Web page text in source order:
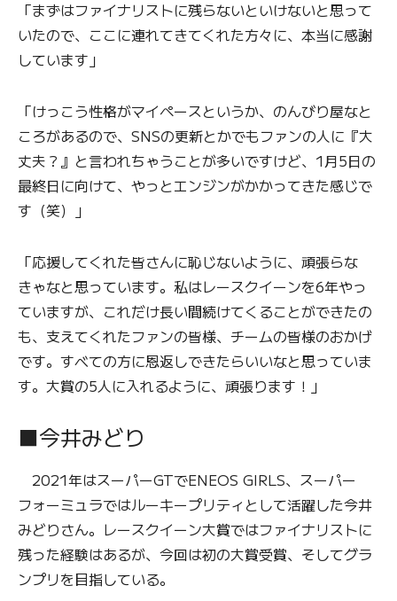
「まずはファイナリストに残らないといけないと思って
いたので、ここに連れてきてくれた方々に、本当に感謝
しています」
「けっこう性格がマイペースというか、のんびり屋なと
ころがあるので、SNSの更新とかでもファンの人に『大
丈夫？』と言われちゃうことが多いですけど、1月5日の
最終日に向けて、やっとエンジンがかかってきた感じで
す（笑）」
「応援してくれた皆さんに恥じないように、頑張らな
きゃなと思っています。私はレースクイーンを6年やっ
ていますが、これだけ長い間続けてくることができたの
も、支えてくれたファンの皆様、チームの皆様のおかげ
です。すべての方に恩返しできたらいいなと思っていま
す。大賞の5人に入れるように、頑張ります！」
■今井みどり
2021年はスーパーGTでENEOS GIRLS、スーパー
フォーミュラではルーキープリティとして活躍した今井
みどりさん。レースクイーン大賞ではファイナリストに
残った経験はあるが、今回は初の大賞受賞、そしてグラ
ンプリを目指している。